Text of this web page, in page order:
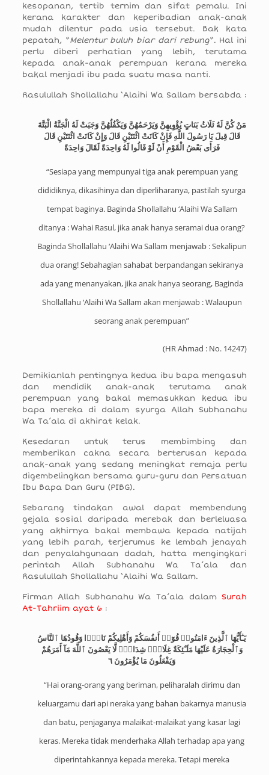
kesopanan, tertib ternim dan sifat pemalu. Ini
kerana karakter dan keperibadian anak-anak
mudah dilentur pada usia tersebut. Bak kata
pepatah, “Melentur buluh biar dari rebung“. Hal ini
perlu diberi perhatian yang lebih, terutama
kepada anak-anak perempuan kerana mereka
bakal menjadi ibu pada suatu masa nanti.
Rasulullah Shollallahu ‘Alaihi Wa Sallam bersabda :
مَنْ كُنَّ لَهُ ثَلَاثُ بَنَاتٍ يُؤْوِيهِنَّ وَيَرْحَمُهُنَّ وَيَكْفُلُهُنَّ وَجَبَتْ لَهُ الْجَنَّةُ الْبَتَّةَ
قَالَ قِيلَ يَا رَسُولَ اللَّهِ فَإِنْ كَانَتْ اثْنَتَيْنِ قَالَ وَإِنْ كَانَتْ اثْنَتَيْنِ قَالَ
فَرَأَى بَعْضُ الْقَوْمِ أَنْ لَوْ قَالُوا لَهُ وَاحِدَةً لَقَالَ وَاحِدَةً
“Sesiapa yang mempunyai tiga anak perempuan yang
dididiknya, dikasihinya dan diperliharanya, pastilah syurga
tempat baginya. Baginda Shollallahu ‘Alaihi Wa Sallam
ditanya : Wahai Rasul, jika anak hanya seramai dua orang?
Baginda Shollallahu ‘Alaihi Wa Sallam menjawab : Sekalipun
dua orang! Sebahagian sahabat berpandangan sekiranya
ada yang menanyakan, jika anak hanya seorang, Baginda
Shollallahu ‘Alaihi Wa Sallam akan menjawab : Walaupun
seorang anak perempuan”
(HR Ahmad : No. 14247)
Demikianlah pentingnya kedua ibu bapa mengasuh
dan mendidik anak-anak terutama anak
perempuan yang bakal memasukkan kedua ibu
bapa mereka di dalam syurga Allah Subhanahu
Wa Ta’ala di akhirat kelak.
Kesedaran untuk terus membimbing dan
memberikan cakna secara berterusan kepada
anak-anak yang sedang meningkat remaja perlu
digembelingkan bersama guru-guru dan Persatuan
Ibu Bapa Dan Guru (PIBG).
Sebarang tindakan awal dapat membendung
gejala sosial daripada merebak dan berleluasa
yang akhirnya bakal membawa kepada natijah
yang lebih parah, terjerumus ke lembah jenayah
dan penyalahgunaan dadah, hatta mengingkari
perintah Allah Subhanahu Wa Ta’ala dan
Rasulullah Shollallahu ‘Alaihi Wa Sallam.
Firman Allah Subhanahu Wa Ta’ala dalam Surah
At-Tahriim ayat 6:
يَـٰٓأَيُّهَا ٱلَّذِينَ ءَامَنُوا۟ قُوٓا۟ أَنفُسَكُمْ وَأَهْلِيكُمْ نَارًۭا وَقُودُهَا ٱلنَّاسُ
وَٱلْحِجَارَةُ عَلَيْهَا مَلَـٰٓئِكَةٌ غِلَاظٌۭ شِدَادٌۭ لَّا يَعْصُونَ ٱللَّهَ مَآ أَمَرَهُمْ
وَيَفْعَلُونَ مَا يُؤْمَرُونَ ٦
“Hai orang-orang yang beriman, peliharalah dirimu dan
keluargamu dari api neraka yang bahan bakarnya manusia
dan batu, penjaganya malaikat-malaikat yang kasar lagi
keras. Mereka tidak menderhaka Allah terhadap apa yang
diperintahkannya kepada mereka. Tetapi mereka